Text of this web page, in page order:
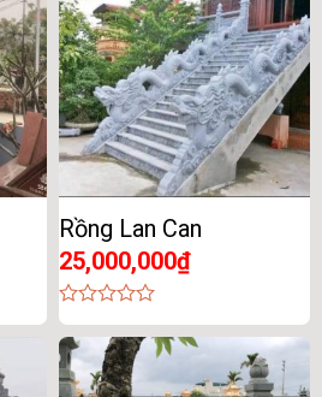
Rồng Lan Can
25,000,000₫
0
out
of
5